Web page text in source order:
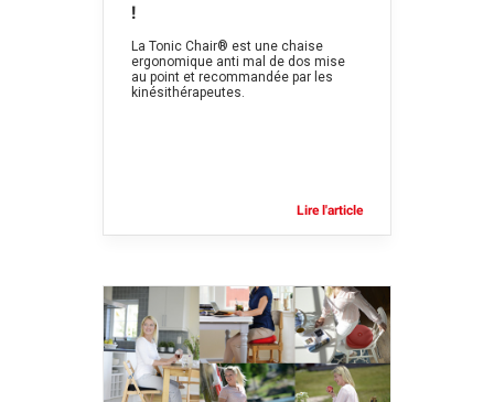
!
La Tonic Chair® est une chaise
ergonomique anti mal de dos mise
au point et recommandée par les
kinésithérapeutes.
Lire l'article